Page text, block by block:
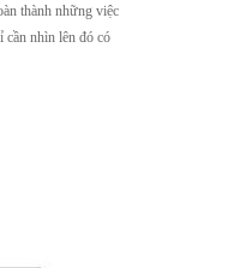
thành những việc
cần nhìn lên đó có